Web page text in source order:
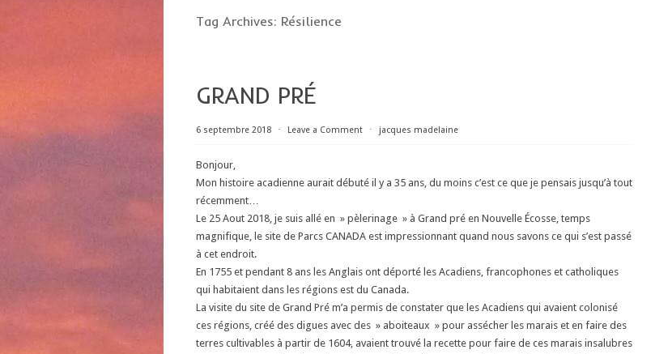
Tag Archives: Résilience
GRAND PRÉ
6 septembre 2018 ⋅ Leave a Comment ⋅ jacques madelaine
Bonjour,
Mon histoire acadienne aurait débuté il y a 35 ans, du moins c’est ce que je pensais jusqu’à tout
récemment…
Le 25 Aout 2018, je suis allé en » pèlerinage » à Grand pré en Nouvelle Écosse, temps
magnifique, le site de Parcs CANADA est impressionnant quand nous savons ce qui s’est passé
à cet endroit.
En 1755 et pendant 8 ans les Anglais ont déporté les Acadiens, francophones et catholiques
qui habitaient dans les régions est du Canada.
La visite du site de Grand Pré m’a permis de constater que les Acadiens qui avaient colonisé
ces régions, créé des digues avec des » aboiteaux » pour assécher les marais et en faire des
terres cultivables à partir de 1604, avaient trouvé la recette pour faire de ces marais insalubres